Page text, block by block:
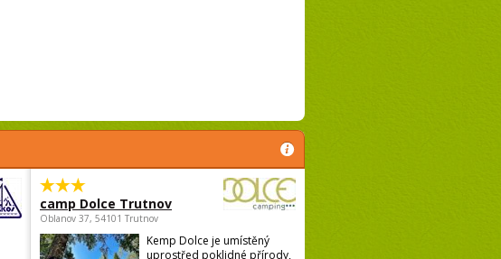
camp Dolce Trutnov
Oblanov 37, 54101 Trutnov
Kemp Dolce je umístěný
uprostřed poklidné přírody,